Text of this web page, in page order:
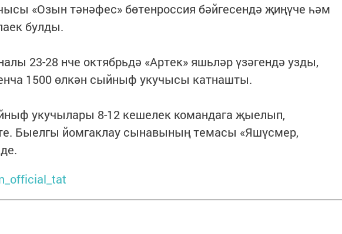
«Озын тәнәфес» бөтенроссия бәйгесендә җиңүче һәм
булды.
23-28 нче октябрьдә «Артек» яшьләр үзәгендә узды,
1500 өлкән сыйныф укучысы катнашты.
укучылары 8-12 кешелек командага җыелып,
Быелгы йомгаклау сынавының темасы «Яшүсмер,